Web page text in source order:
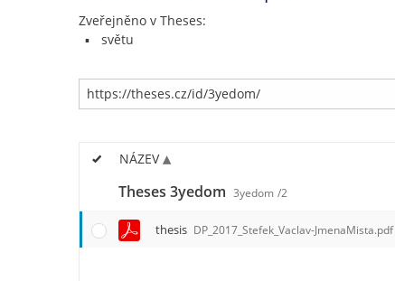
Zveřejněno v Theses:
světu
NÁZEV
Theses 3yedom 3yedom /2
thesis DP_2017_Stefek_Vaclav-JmenaMista.pdf